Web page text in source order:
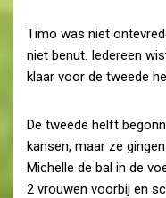
Timo was niet
niet benut. Iedereen
klaar voor de tweede
De tweede helft
kansen, maar ze
Michelle de bal in de
2 vrouwen voorbij en